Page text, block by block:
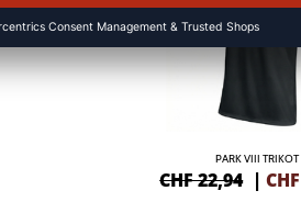
PARK VIII TRIKOT
CHF 22,94 |CHF